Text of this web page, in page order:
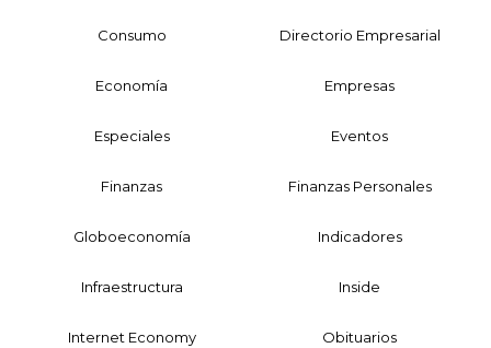
Consumo Directorio Empresarial
Economía Empresas
Especiales Eventos
Finanzas Finanzas Personales
Globoeconomía Indicadores
Infraestructura Inside
Internet Economy Obituarios